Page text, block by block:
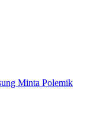
Minta Polemik